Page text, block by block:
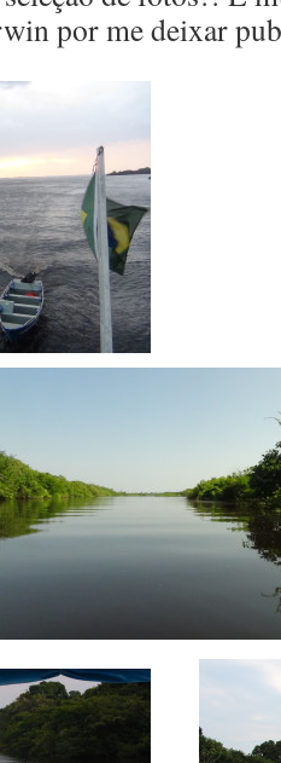
por me deixar